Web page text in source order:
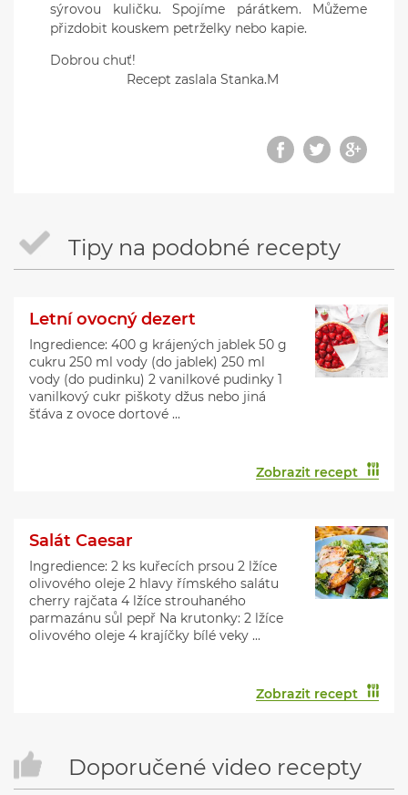
sýrovou kuličku. Spojíme párátkem. Můžeme
přizdobit kouskem petrželky nebo kapie.
Dobrou chuť!
Recept zaslala Stanka.M
Tipy na podobné recepty
Letní ovocný dezert
Ingredience: 400 g krájených jablek 50 g
cukru 250 ml vody (do jablek) 250 ml
vody (do pudinku) 2 vanilkové pudinky 1
vanilkový cukr piškoty džus nebo jiná
šťáva z ovoce dortové ...
Zobrazit recept
Salát Caesar
Ingredience: 2 ks kuřecích prsou 2 lžíce
olivového oleje 2 hlavy římského salátu
cherry rajčata 4 lžíce strouhaného
parmazánu sůl pepř Na krutonky: 2 lžíce
olivového oleje 4 krajíčky bílé veky ...
Zobrazit recept
Doporučené video recepty